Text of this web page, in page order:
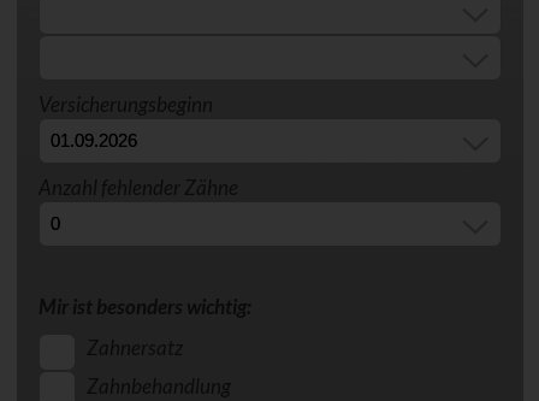
Versicherungsbeginn
Anzahl fehlender Zähne
Mir ist besonders wichtig:
Zahnersatz
Zahnbehandlung